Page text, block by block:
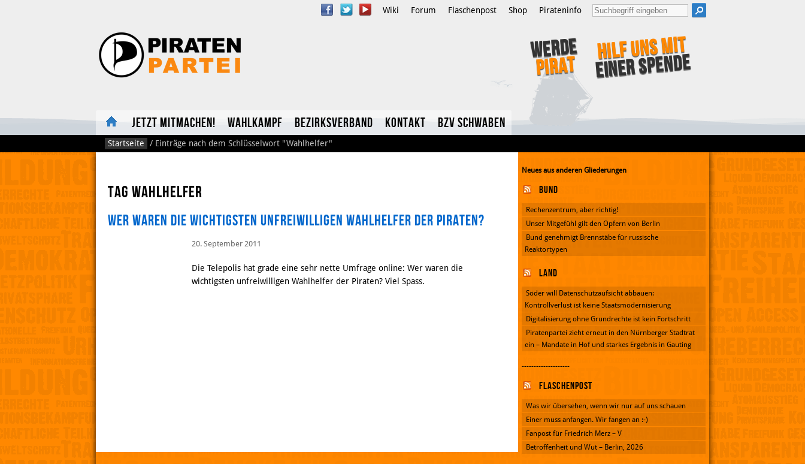
YouTube
Wiki Forum Flaschenpost Shop Pirateninfo
Werde
Pirat
Hilf uns mit
einer Spende
Jetzt mitmachen! Wahlkampf Bezirksverband Kontakt BzV Schwaben
Startseite / Einträge nach dem Schlüsselwort "Wahlhelfer"
Tag Wahlhelfer
Wer waren die wichtigsten unfreiwilligen Wahlhelfer der Piraten?
20. September 2011
Die Telepolis hat grade eine sehr nette Umfrage online: Wer waren die
wichtigsten unfreiwilligen Wahlhelfer der Piraten? Viel Spass.
Neues aus anderen Gliederungen
Bund
Rechenzentrum, aber richtig!
Unser Mitgefühl gilt den Opfern von Berlin
Bund genehmigt Brennstäbe für russische
Reaktortypen
Land
Söder will Datenschutzaufsicht abbauen:
Kontrollverlust ist keine Staatsmodernisierung
Digitalisierung ohne Grundrechte ist kein Fortschritt
Piratenpartei zieht erneut in den Nürnberger Stadtrat
ein – Mandate in Hof und starkes Ergebnis in Gauting
--------------------
Flaschenpost
Was wir übersehen, wenn wir nur auf uns schauen
Einer muss anfangen. Wir fangen an :-)
Fanpost für Friedrich Merz – V
Betroffenheit und Wut – Berlin, 2026